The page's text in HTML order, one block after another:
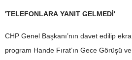
'TELEFONLARA YANIT GELMEDİ'
CHP Genel Başkanı’nın davet edilip
program Hande Fırat’ın Gece Görüşü ve